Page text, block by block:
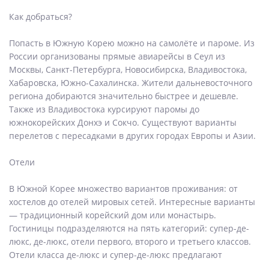
Как добраться?
Попасть в Южную Корею можно на самолёте и пароме. Из
России организованы прямые авиарейсы в Сеул из
Москвы, Санкт-Петербурга, Новосибирска, Владивостока,
Хабаровска, Южно-Сахалинска. Жители дальневосточного
региона добираются значительно быстрее и дешевле.
Также из Владивостока курсируют паромы до
южнокорейских Донхэ и Сокчо. Существуют варианты
перелетов с пересадками в других городах Европы и Азии.
Отели
В Южной Корее множество вариантов проживания: от
хостелов до отелей мировых сетей. Интересные варианты
— традиционный корейский дом или монастырь.
Гостиницы подразделяются на пять категорий: супер-де-
люкс, де-люкс, отели первого, второго и третьего классов.
Отели класса де-люкс и супер-де-люкс предлагают